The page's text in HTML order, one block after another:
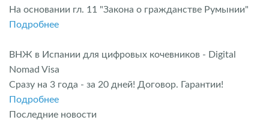
На основании гл. 11 "Закона о гражданстве Румынии"
Подробнее
ВНЖ в Испании для цифровых кочевников - Digital
Nomad Visa
Сразу на 3 года - за 20 дней! Договор. Гарантии!
Подробнее
Последние новости